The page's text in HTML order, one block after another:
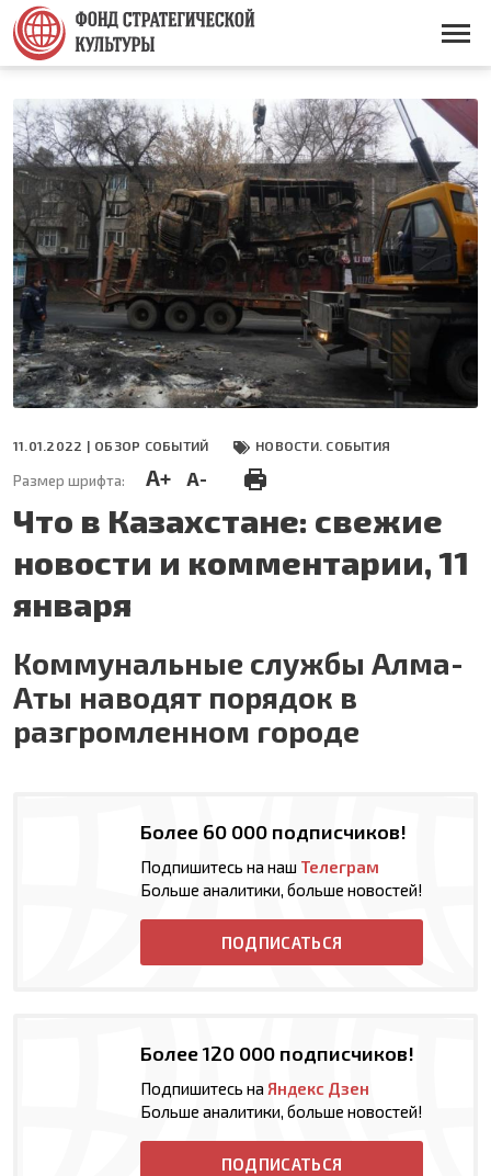
Перейти
основному
содержанию
Основная
11.01.2022 | ОБЗОР СОБЫТИЙ НОВОСТИ. СОБЫТИЯ
Размер шрифта: A+ A-
Что в Казахстане: свежие
новости и комментарии, 11
января
Коммунальные службы Алма-
Аты наводят порядок в
разгромленном городе
Более 60 000 подписчиков!
Подпишитесь на наш Телеграм
Больше аналитики, больше новостей!
ПОДПИСАТЬСЯ
Более 120 000 подписчиков!
Подпишитесь на Яндекс Дзен
Больше аналитики, больше новостей!
ПОДПИСАТЬСЯ